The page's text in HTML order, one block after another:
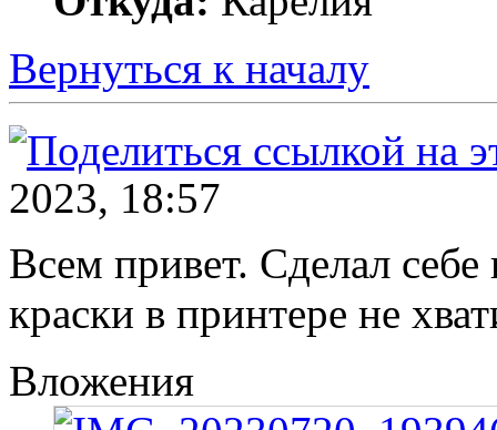
Вернуться к началу
2023, 18:57
Всем привет. Сделал
краски в принтере не
Вложения